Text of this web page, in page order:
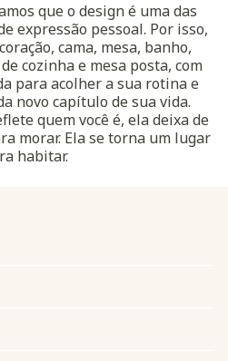
que o design é uma das
expressão pessoal. Por isso,
cama, mesa, banho,
cozinha e mesa posta, com
para acolher a sua rotina e
novo capítulo de sua vida.
quem você é, ela deixa de
morar. Ela se torna um lugar
habitar.